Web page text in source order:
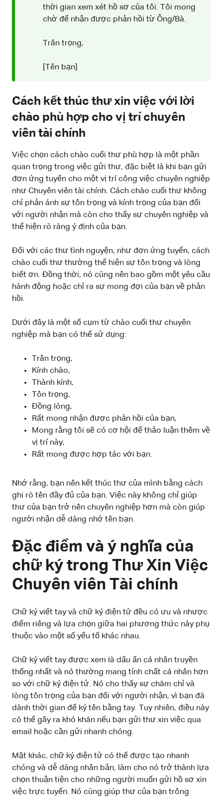
thời gian xem xét hồ sơ của tôi. Tôi mong
chờ để nhận được phản hồi từ Ông/Bà.
Trân trọng,
[Tên bạn]
Cách kết thúc thư xin việc với lời
chào phù hợp cho vị trí chuyên
viên tài chính
Việc chọn cách chào cuối thư phù hợp là một phần
quan trọng trong việc gửi thư, đặc biệt là khi bạn gửi
đơn ứng tuyển cho một vị trí công việc chuyên nghiệp
như Chuyên viên tài chính. Cách chào cuối thư không
chỉ phản ánh sự tôn trọng và kính trọng của bạn đối
với người nhận mà còn cho thấy sự chuyên nghiệp và
thể hiện rõ ràng ý định của bạn.
Đối với các thư tình nguyện, như đơn ứng tuyển, cách
chào cuối thư thường thể hiện sự tôn trọng và lòng
biết ơn. Đồng thời, nó cũng nên bao gồm một yêu cầu
hành động hoặc chỉ ra sự mong đợi của bạn về phản
hồi.
Dưới đây là một số cụm từ chào cuối thư chuyên
nghiệp mà bạn có thể sử dụng:
Trân trọng,
Kính chào,
Thành kính,
Tôn trọng,
Đồng lòng,
Rất mong nhận được phản hồi của bạn,
Mong rằng tôi sẽ có cơ hội để thảo luận thêm về
vị trí này,
Rất mong được hợp tác với bạn.
Nhớ rằng, bạn nên kết thúc thư của mình bằng cách
ghi rõ tên đầy đủ của bạn. Việc này không chỉ giúp
thư của bạn trở nên chuyên nghiệp hơn mà còn giúp
người nhận dễ dàng nhớ tên bạn.
Đặc điểm và ý nghĩa của
chữ ký trong Thư Xin Việc
Chuyên viên Tài chính
Chữ ký viết tay và chữ ký điện tử đều có ưu và nhược
điểm riêng và lựa chọn giữa hai phương thức này phụ
thuộc vào một số yếu tố khác nhau.
Chữ ký viết tay được xem là dấu ấn cá nhân truyền
thống nhất và nó thường mang tính chất cá nhân hơn
so với chữ ký điện tử. Nó cho thấy sự chăm chỉ và
lòng tôn trọng của bạn đối với người nhận, vì bạn đã
dành thời gian để ký tên bằng tay. Tuy nhiên, điều này
có thể gây ra khó khăn nếu bạn gửi thư xin việc qua
email hoặc cần gửi nhanh chóng.
Mặt khác, chữ ký điện tử có thể được tạo nhanh
chóng và dễ dàng nhân bản, làm cho nó trở thành lựa
chọn thuận tiện cho những người muốn gửi hồ sơ xin
việc trực tuyến. Nó cũng giúp thư của bạn trông